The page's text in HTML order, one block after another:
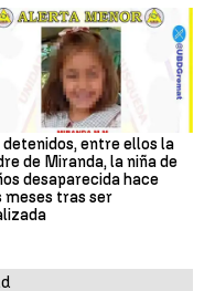
detenidos, entre ellos la
de Miranda, la niña de
desaparecida hace
meses tras ser